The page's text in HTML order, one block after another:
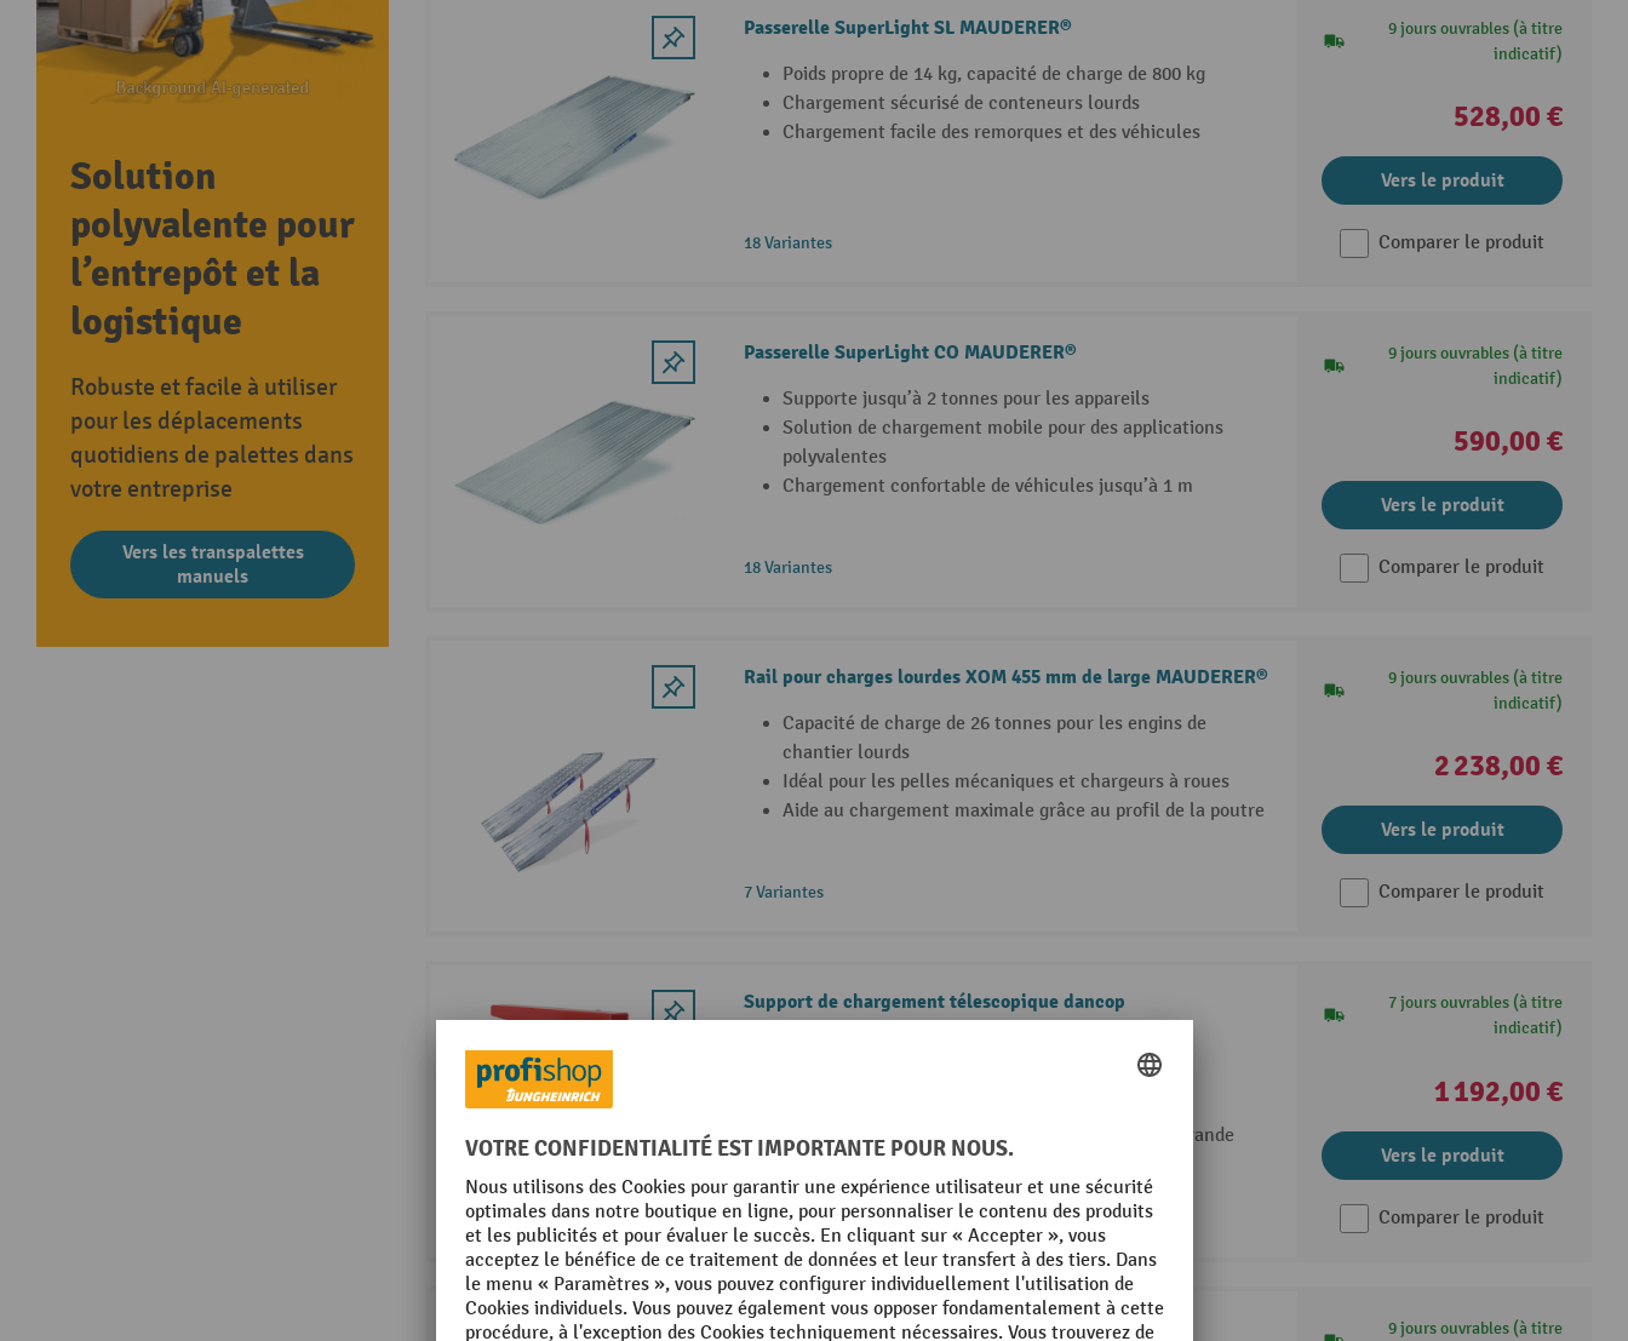
Solution
polyvalente pour
l’entrepôt et la
logistique
Robuste et facile à utiliser
pour les déplacements
quotidiens de palettes dans
votre entreprise
Vers les transpalettes
manuels
Passerelle SuperLight SL MAUDERER®
Poids propre de 14 kg, capacité de charge de 800 kg
Chargement sécurisé de conteneurs lourds
Chargement facile des remorques et des véhicules
18 Variantes
9 jours ouvrables (à titre
indicatif)
528,00 €
Vers le produit
Comparer le produit
Passerelle SuperLight CO MAUDERER®
Supporte jusqu’à 2 tonnes pour les appareils
Solution de chargement mobile pour des applications
polyvalentes
Chargement confortable de véhicules jusqu’à 1 m
18 Variantes
9 jours ouvrables (à titre
indicatif)
590,00 €
Vers le produit
Comparer le produit
Rail pour charges lourdes XOM 455 mm de large MAUDERER®
Capacité de charge de 26 tonnes pour les engins de
chantier lourds
Idéal pour les pelles mécaniques et chargeurs à roues
Aide au chargement maximale grâce au profil de la poutre
7 Variantes
9 jours ouvrables (à titre
indicatif)
2 238,00 €
Vers le produit
Comparer le produit
Support de chargement télescopique dancop
Protection supplémentaire lors des opérations de
Construction en acier massive extra-large avec grande
2 Variantes
7 jours ouvrables (à titre
indicatif)
1 192,00 €
Vers le produit
Comparer le produit
MOTTEZ Rampe d'accès pliable
9 jours ouvrables (à titre